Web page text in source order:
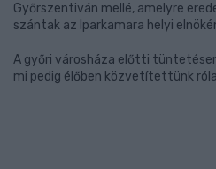
Győrszentiván mellé, amelyre
szántak az Iparkamara helyi
A győri városháza előtti
mi pedig élőben közvetítettünk